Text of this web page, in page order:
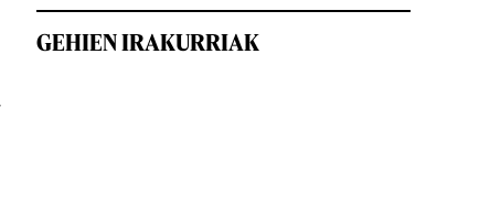
GEHIEN IRAKURRIAK